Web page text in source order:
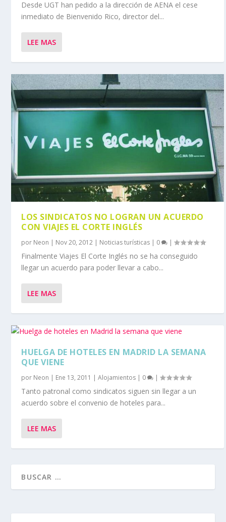
Desde UGT han pedido a la dirección de AENA el cese
inmediato de Bienvenido Rico, director del...
LEE MAS
LOS SINDICATOS NO LOGRAN UN ACUERDO
CON VIAJES EL CORTE INGLÉS
por Neon | Nov 20, 2012 | Noticias turísticas | 0 |
Finalmente Viajes El Corte Inglés no se ha conseguido
llegar un acuerdo para poder llevar a cabo...
LEE MAS
HUELGA DE HOTELES EN MADRID LA SEMANA
QUE VIENE
por Neon | Ene 13, 2011 |Alojamientos | 0 |
Tanto patronal como sindicatos siguen sin llegar a un
acuerdo sobre el convenio de hoteles para...
LEE MAS